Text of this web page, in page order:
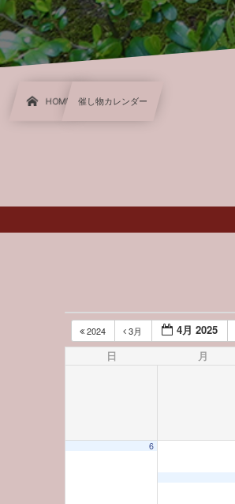
HOME 催し物カレンダー
2024 3月 4月 2025
日 月
6